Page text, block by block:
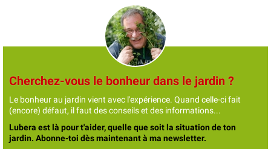
Cherchez-vous le bonheur dans le jardin ?
Le bonheur au jardin vient avec l'expérience. Quand celle-ci fait
(encore) défaut, il faut des conseils et des informations...
Lubera est là pour t'aider, quelle que soit la situation de ton
jardin. Abonne-toi dès maintenant à ma newsletter.